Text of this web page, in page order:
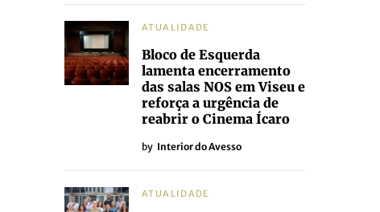
ATUALIDADE
Bloco de Esquerda
lamenta encerramento
das salas NOS em Viseu e
reforça a urgência de
reabrir o Cinema Ícaro
by Interior do Avesso
ATUALIDADE